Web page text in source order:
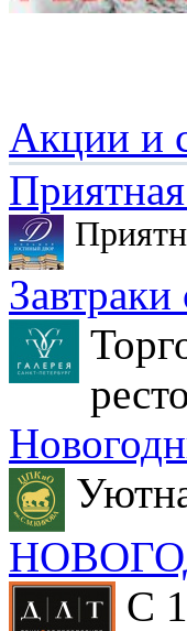
Акции и
С